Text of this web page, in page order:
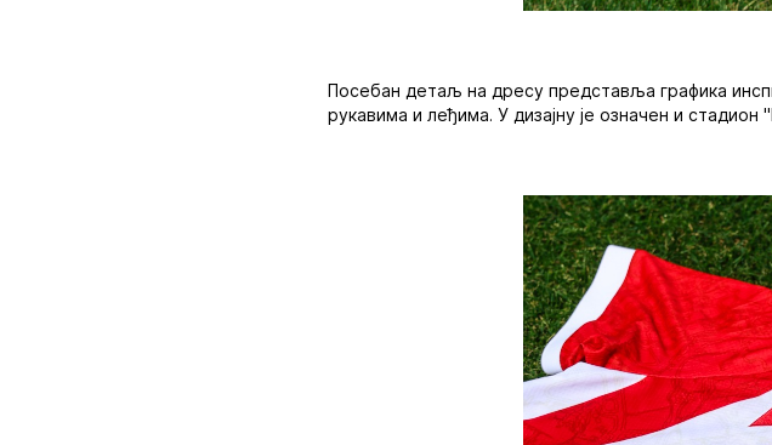
Посебан детаљ на дресу представља графика
рукавима и леђима. У дизајну је означен и стадион